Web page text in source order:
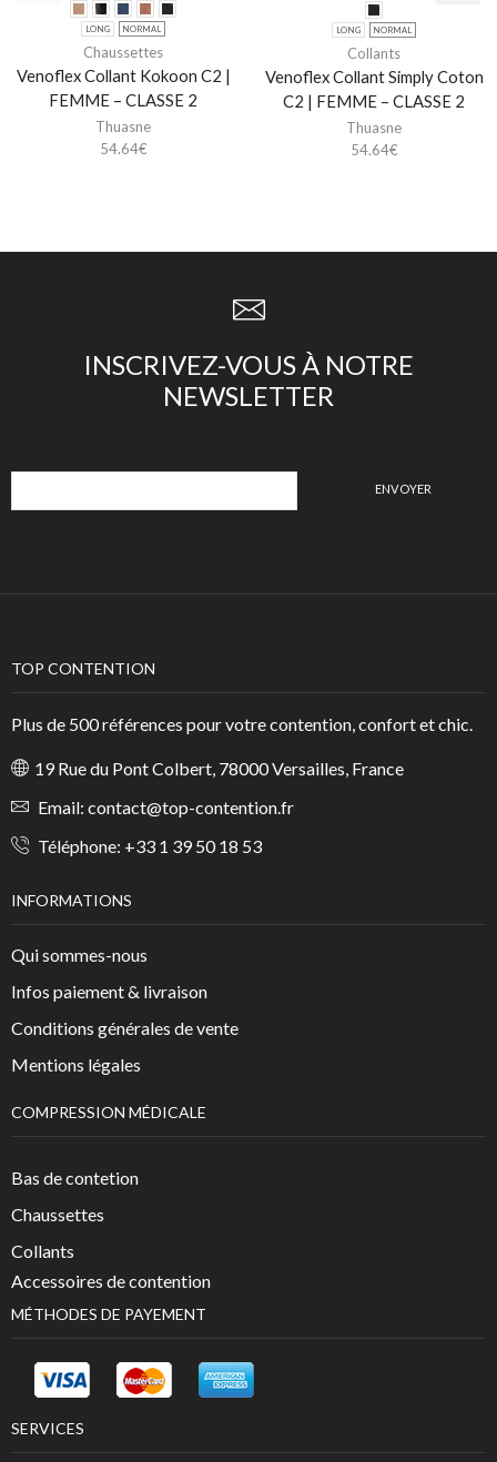
LONG NORMAL
Chaussettes
Venoflex Collant Kokoon C2 |
FEMME – CLASSE 2
Thuasne
54.64€
LONG NORMAL
Collants
Venoflex Collant Simply Coton
C2 | FEMME – CLASSE 2
Thuasne
54.64€
INSCRIVEZ-VOUS À NOTRE
NEWSLETTER
TOP CONTENTION
Plus de 500 références pour votre contention, confort et chic.
19 Rue du Pont Colbert, 78000 Versailles, France
Email: contact@top-contention.fr
Téléphone: +33 1 39 50 18 53
INFORMATIONS
Qui sommes-nous
Infos paiement & livraison
Conditions générales de vente
Mentions légales
COMPRESSION MÉDICALE
Bas de contetion
Chaussettes
Collants
Accessoires de contention
MÉTHODES DE PAYEMENT
SERVICES